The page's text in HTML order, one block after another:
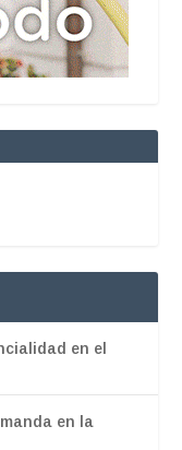
en el
en la